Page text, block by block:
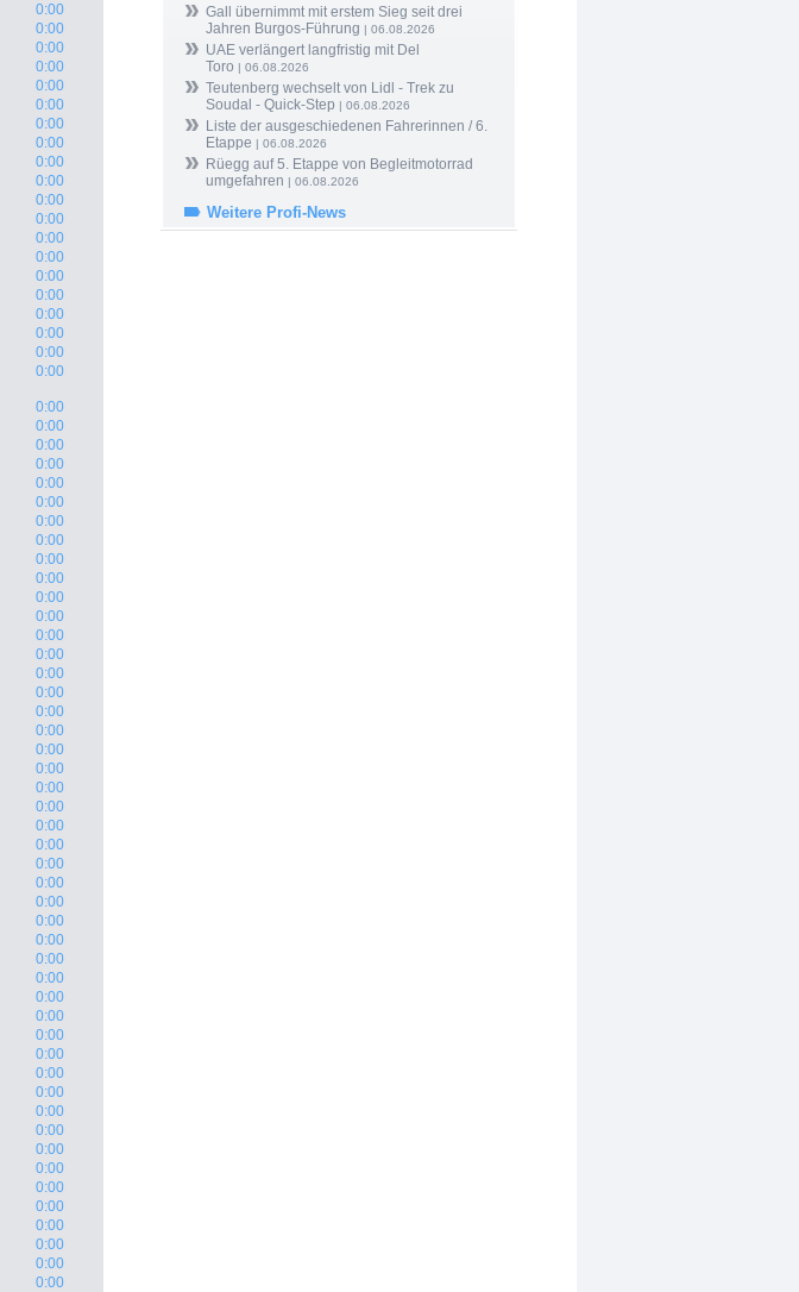
0:00
0:00
0:00
0:00
0:00
0:00
0:00
0:00
0:00
0:00
0:00
0:00
0:00
0:00
0:00
0:00
0:00
0:00
0:00
0:00
0:00
0:00
0:00
0:00
0:00
0:00
0:00
0:00
0:00
0:00
0:00
0:00
0:00
0:00
0:00
0:00
0:00
0:00
0:00
0:00
0:00
0:00
0:00
0:00
0:00
0:00
0:00
0:00
0:00
0:00
0:00
0:00
0:00
0:00
0:00
0:00
0:00
0:00
0:00
0:00
0:00
0:00
0:00
0:00
0:00
0:00
0:00
Gall übernimmt mit erstem Sieg seit drei
Jahren Burgos-Führung | 06.08.2026
UAE verlängert langfristig mit Del
Toro | 06.08.2026
Teutenberg wechselt von Lidl - Trek zu
Soudal - Quick-Step | 06.08.2026
Liste der ausgeschiedenen Fahrerinnen / 6.
Etappe | 06.08.2026
Rüegg auf 5. Etappe von Begleitmotorrad
umgefahren | 06.08.2026
Weitere Profi-News